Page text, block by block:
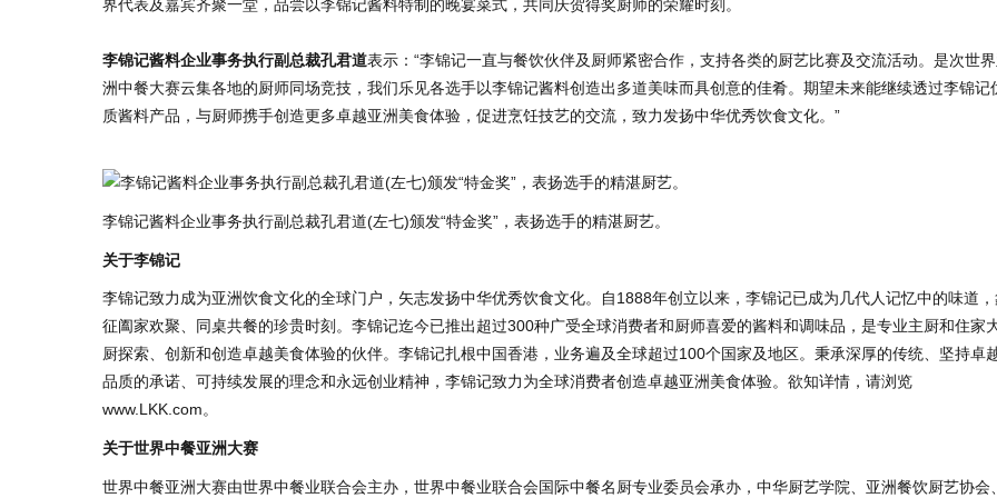
界代表及嘉宾齐聚一堂，品尝以李锦记酱料特制的晚宴菜式，共同庆贺得奖厨师的荣耀时刻。
李锦记酱料企业事务执行副总裁孔君道表示：“李锦记一直与餐饮伙伴及厨师紧密合作，支持各类的厨艺比赛及交流活动。是次世
洲中餐大赛云集各地的厨师同场竞技，我们乐见各选手以李锦记酱料创造出多道美味而具创意的佳肴。期望未来能继续透过李锦记
质酱料产品，与厨师携手创造更多卓越亚洲美食体验，促进烹饪技艺的交流，致力发扬中华优秀饮食文化。”
李锦记酱料企业事务执行副总裁孔君道(左七)颁发“特金奖”，表扬选手的精湛厨艺。
关于李锦记
李锦记致力成为亚洲饮食文化的全球门户，矢志发扬中华优秀饮食文化。自1888年创立以来，李锦记已成为几代人记忆中的味道，
征阖家欢聚、同桌共餐的珍贵时刻。李锦记迄今已推出超过300种广受全球消费者和厨师喜爱的酱料和调味品，是专业主厨和住家
厨探索、创新和创造卓越美食体验的伙伴。李锦记扎根中国香港，业务遍及全球超过100个国家及地区。秉承深厚的传统、坚持卓
品质的承诺、可持续发展的理念和永远创业精神，李锦记致力为全球消费者创造卓越亚洲美食体验。欲知详情，请浏览
www.LKK.com。
关于世界中餐亚洲大赛
世界中餐亚洲大赛由世界中餐业联合会主办，世界中餐业联合会国际中餐名厨专业委员会承办，中华厨艺学院、亚洲餐饮厨艺协会、